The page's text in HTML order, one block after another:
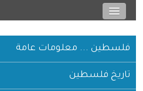
فلسطين ... معلومات عامة
تاريخ فلسطين